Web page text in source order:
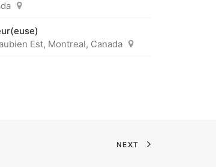
Est, Montreal, Canada
NEXT